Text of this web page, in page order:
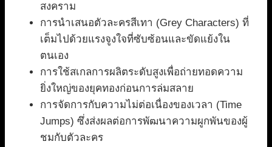
สงคราม
การนำเสนอตัวละครสีเทา (Grey Characters) ที่
เต็มไปด้วยแรงจูงใจที่ซับซ้อนและขัดแย้งใน
ตนเอง
การใช้สเกลการผลิตระดับสูงเพื่อถ่ายทอดความ
ยิ่งใหญ่ของยุคทองก่อนการล่มสลาย
การจัดการกับความไม่ต่อเนื่องของเวลา (Time
Jumps) ซึ่งส่งผลต่อการพัฒนาความผูกพันของผู้
ชมกับตัวละคร